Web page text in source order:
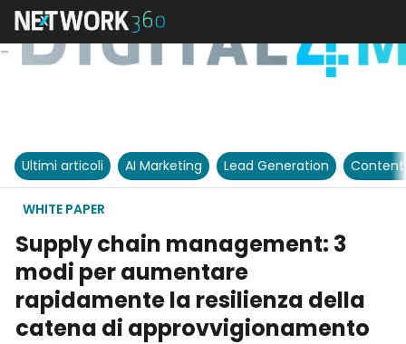
Ultimi articoli AI Marketing Lead Generation
WHITE PAPER
Supply chain management: 3
modi per aumentare
rapidamente la resilienza della
catena di approvvigionamento